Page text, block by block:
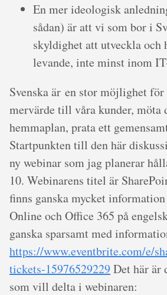
En mer ideologisk
sådan) är att vi som bor i
skyldighet att utveckla och
levande, inte minst inom
Svenska är en stor möjlighet
mervärde till våra kunder, möta
hemmaplan, prata ett
Startpunkten till den här
ny webinar som jag planerar
10. Webinarens titel är
finns ganska mycket
Online och Office 365 på
ganska sparsamt med
https://www.eventbrite.com/e/
tickets-15976529229Det här är
som vill delta i webinaren: